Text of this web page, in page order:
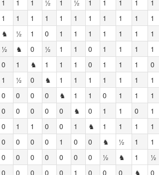
1 1 1 ½ 1 ½ 1 1 1 1 1
1 1 1 1 1 1 1 1 1 1 1
♞ ½ 1 0 1 1 1 1 1 1 1
½ ♞ 0 ½ 1 1 0 1 1 1 1
0 1 ♞ 1 1 1 0 1 1 1 0
1 ½ 0 ♞ 1 1 1 1 1 1 1
0 0 0 0 ♞ 1 1 0 1 1 1
0 0 0 0 0 ♞ 0 1 1 0 1
0 1 1 0 0 1 ♞ 1 1 1 1
0 0 0 0 1 0 0 ♞ ½ 1 1
0 0 0 0 0 0 0 ½ ♞ 1 ½
0 0 0 0 0 1 0 0 0 ♞ 0